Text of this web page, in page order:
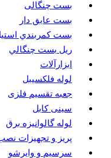
بست چنگالی
بست عايق دار
بست كمربندي
ريل بست چنگالي
ابزارآلات
لوله فلکسیبل
جعبه تقسیم فلزی
سینی کابل
لوله گالوانیزه برق
پريز و تجهيزات
سرسيم و وايرشو